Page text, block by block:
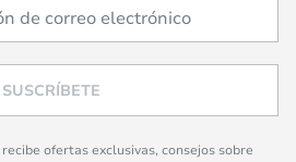
SUSCRÍBETE
ofertas exclusivas, consejos sobre